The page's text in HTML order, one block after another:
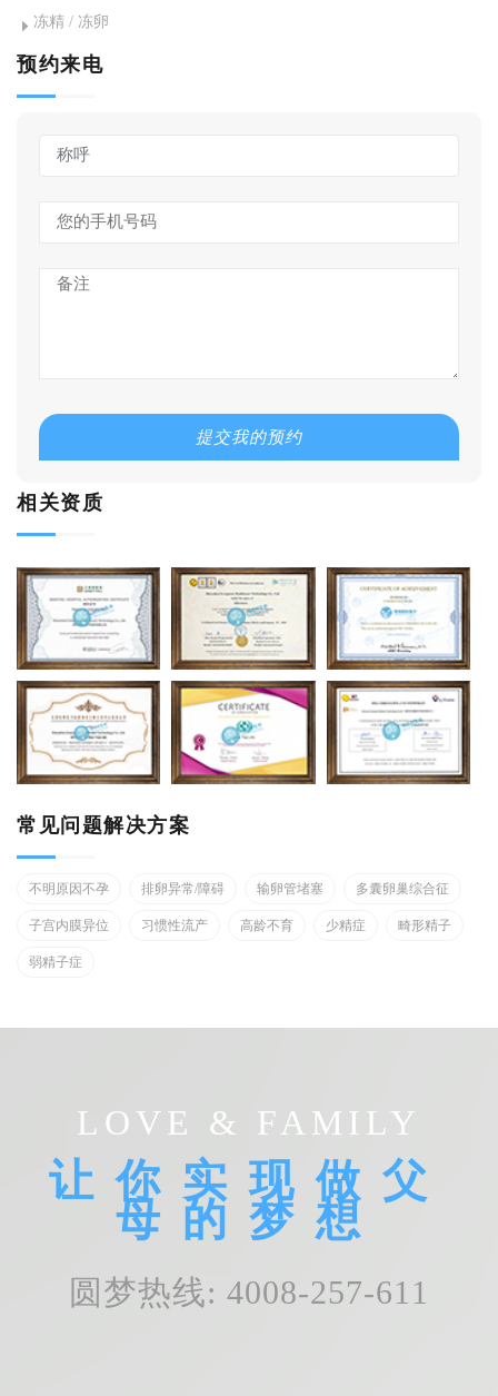
冻精 / 冻卵
预约来电
提交我的预约
相关资质
常见问题解决方案
不明原因不孕 排卵异常/障碍 输卵管堵塞 多囊卵巢综合征
子宫内膜异位 习惯性流产 高龄不育 少精症 畸形精子
弱精子症
LOVE & FAMILY
让你实现做父
母的梦想
圆梦热线: 4008-257-611